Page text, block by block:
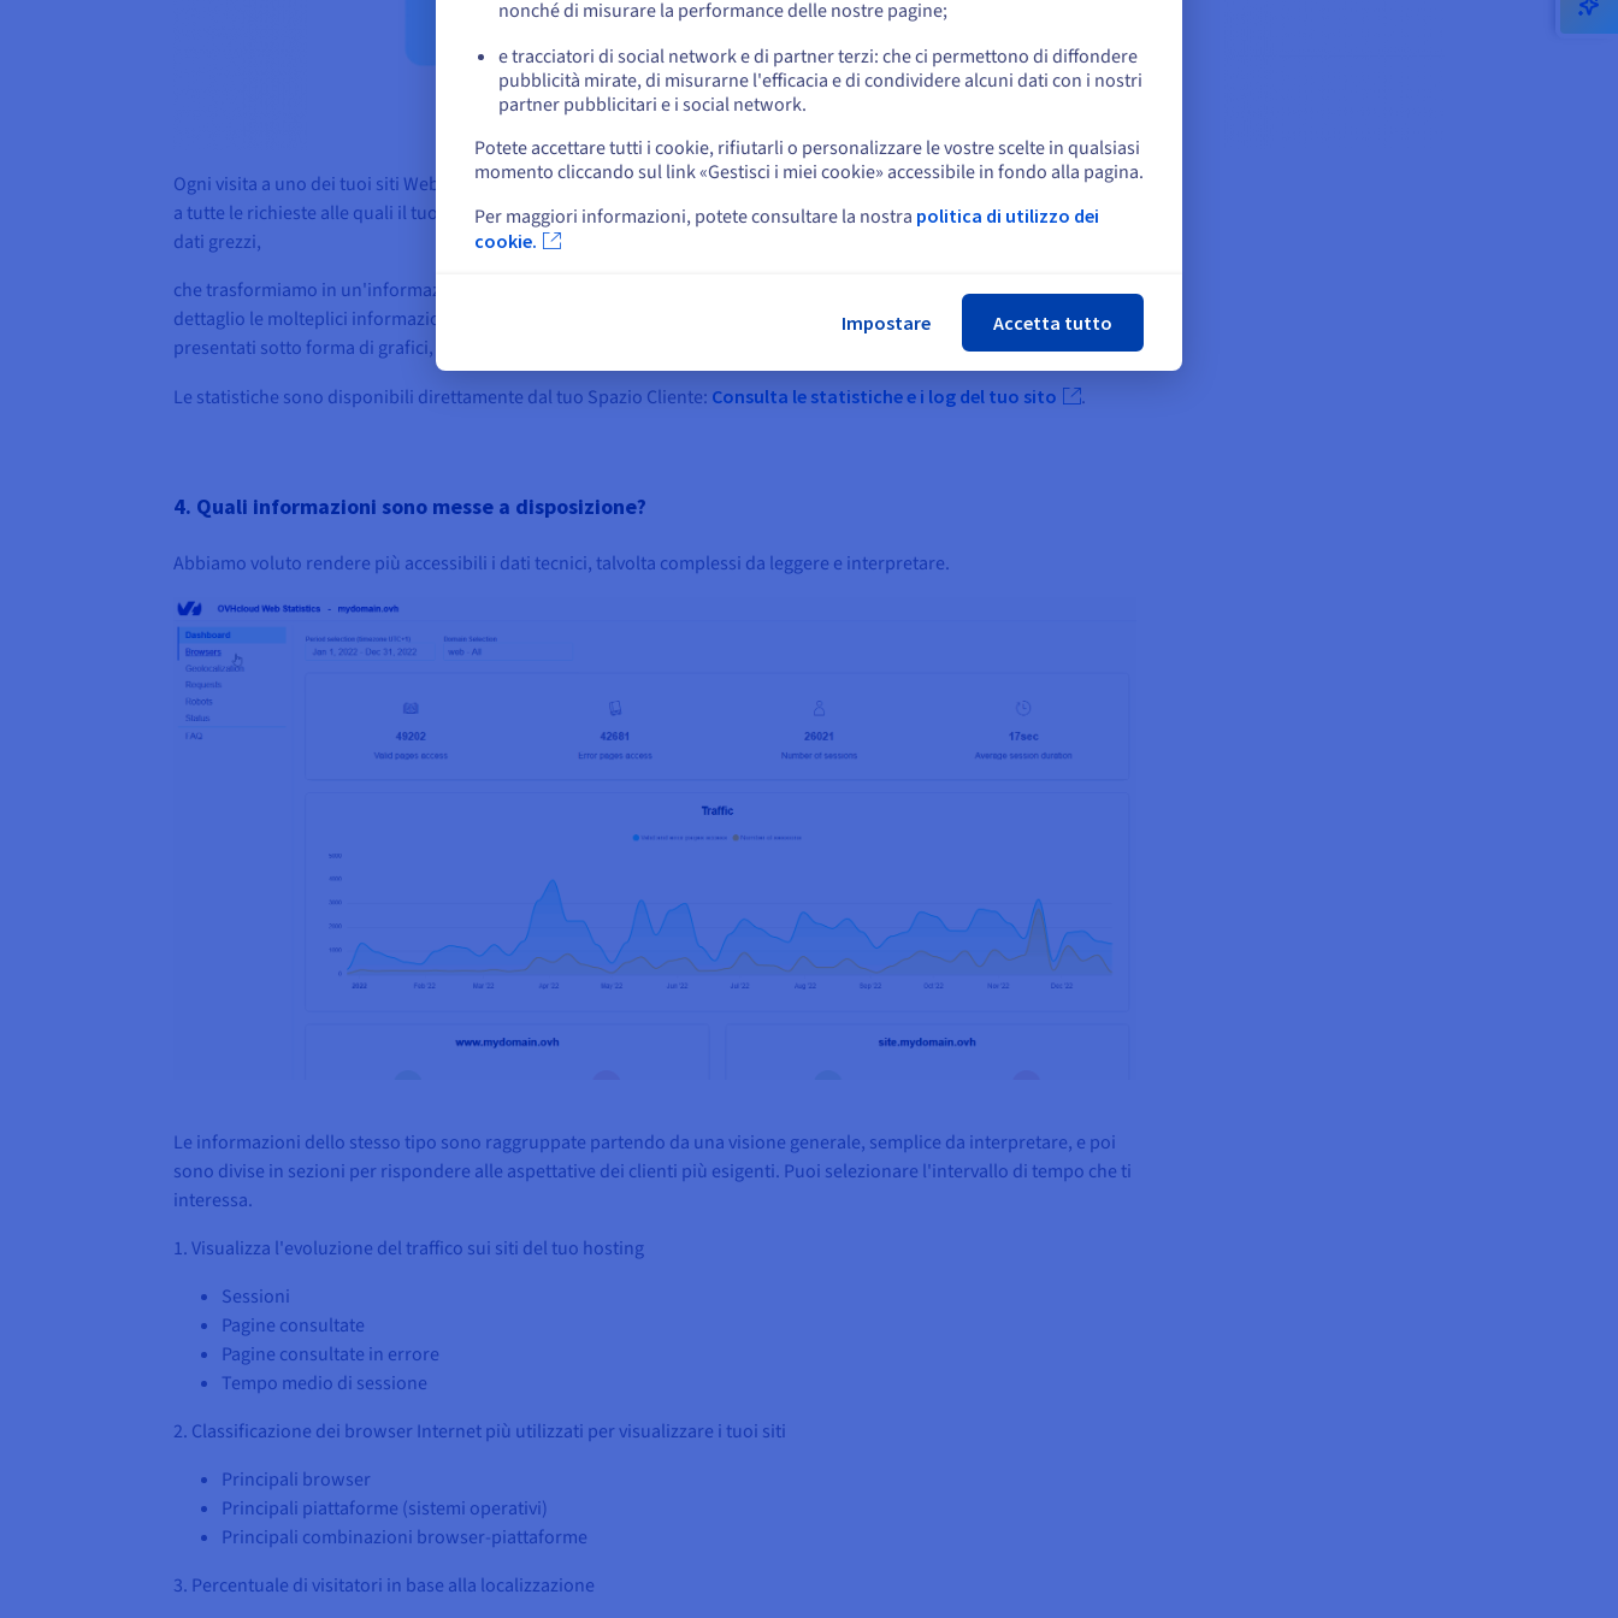
Ogni visita a uno dei tuoi siti Web genera i cosiddetti dati "grezzi" che sono registrati nei log. Questi dati corrispondono
a tutte le richieste alle quali il tuo hosting risponde. Ogni giorno, tutti i server OVHcloud elaborano un grande volume di
dati grezzi,
che trasformiamo in un'informazione più semplice e chiara. OVHcloud Web Statistics permette di visualizzare in
dettaglio le molteplici informazioni sui tuoi visitatori e sul corretto funzionamento del tuo sito Web. I risultati sono
presentati sotto forma di grafici, tabelle e altre illustrazioni interattive.
Le statistiche sono disponibili direttamente dal tuo Spazio Cliente: Consulta le statistiche e i log del tuo sito .
4. Quali informazioni sono messe a disposizione?
Abbiamo voluto rendere più accessibili i dati tecnici, talvolta complessi da leggere e interpretare.
Le informazioni dello stesso tipo sono raggruppate partendo da una visione generale, semplice da interpretare, e poi
sono divise in sezioni per rispondere alle aspettative dei clienti più esigenti. Puoi selezionare l'intervallo di tempo che ti
interessa.
1. Visualizza l'evoluzione del traffico sui siti del tuo hosting
Sessioni
Pagine consultate
Pagine consultate in errore
Tempo medio di sessione
2. Classificazione dei browser Internet più utilizzati per visualizzare i tuoi siti
Principali browser
Principali piattaforme (sistemi operativi)
Principali combinazioni browser-piattaforme
3. Percentuale di visitatori in base alla localizzazione
Resta sul sito web attuale
Seleziona un altro sito web
nonché di misurare la performance delle nostre pagine;
e tracciatori di social network e di partner terzi: che ci permettono di diffondere
pubblicità mirate, di misurarne l'efficacia e di condividere alcuni dati con i nostri
partner pubblicitari e i social network.
Potete accettare tutti i cookie, rifiutarli o personalizzare le vostre scelte in qualsiasi
momento cliccando sul link «Gestisci i miei cookie» accessibile in fondo alla pagina.
Per maggiori informazioni, potete consultare la nostra politica di utilizzo dei
cookie.
Impostare Accetta tutto